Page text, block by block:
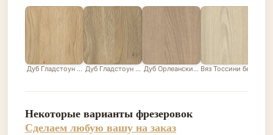
Дуб Гладстоун песочныйДуб Гладстоун серо-бежевыйДуб Орлеанский песочно-бежевый
Вяз Тоссини белый
Некоторые варианты фрезеровок
Сделаем любую вашу на заказ